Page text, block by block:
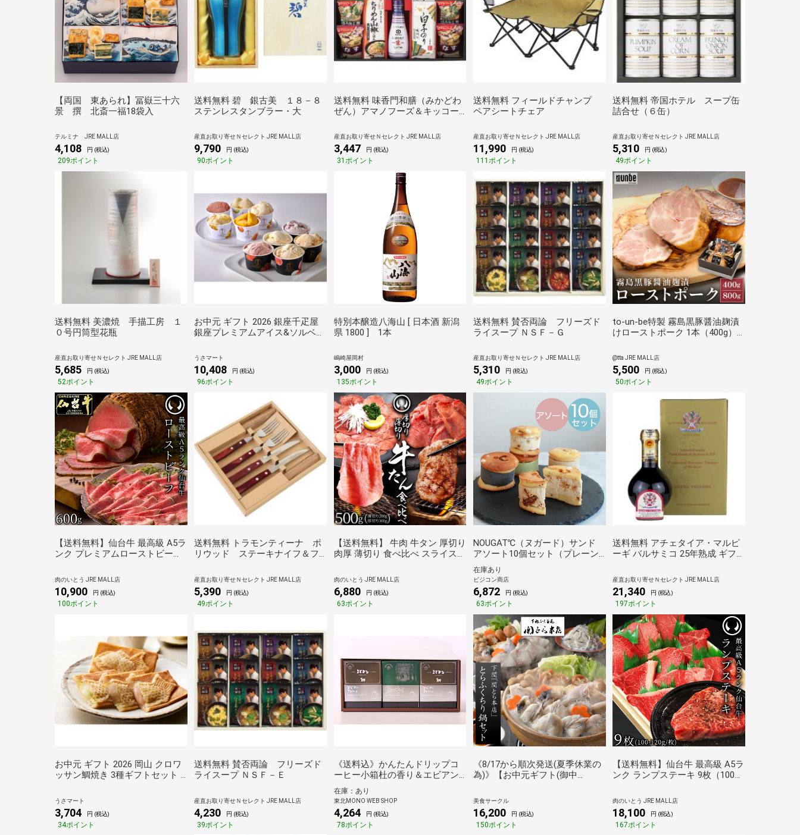
【両国 東あられ】冨嶽三十六
景 撰 北斎一福18袋入
テルミナ JRE MALL店
4,108 円 (税込)
209ポイント
送料無料 碧 銀古美 １８－８
ステンレスタンブラー・大
産直お取り寄せＮセレクト JRE MALL店
9,790 円 (税込)
90ポイント
送料無料 味香門和膳（みかどわ
ぜん）アマノフーズ＆キッコー
産直お取り寄せＮセレクト JRE MALL店
3,447 円 (税込)
31ポイント
送料無料 フィールドチャンプ
ペアシートチェア
産直お取り寄せＮセレクト JRE MALL店
11,990 円 (税込)
111ポイント
送料無料 帝国ホテル スープ缶
詰合せ（６缶）
産直お取り寄せＮセレクト JRE MALL店
5,310 円 (税込)
49ポイント
送料無料 美濃焼 手描工房 １
０号円筒型花瓶
産直お取り寄せＮセレクト JRE MALL店
5,685 円 (税込)
52ポイント
お中元 ギフト 2026 銀座千疋屋
銀座プレミアムアイス&ソルベ
ーツ シャーベット 詰め合わせ 冷
凍
うさマート
10,408 円 (税込)
96ポイント
特別本醸造八海山 [ 日本酒 新潟
県 1800 ] 1本
嶋崎屋岡村
3,000 円 (税込)
135ポイント
送料無料 賛否両論 フリーズド
ライスープ ＮＳＦ－Ｇ
産直お取り寄せＮセレクト JRE MALL店
5,310 円 (税込)
49ポイント
to-un-be特製 霧島黒豚醤油麹漬
けローストポーク 1本（400g）
@tta JRE MALL店
5,500 円 (税込)
50ポイント
【送料無料】仙台牛 最高級 A5ラ
ンク プレミアムローストビーフ
うお肉 おつまみ ギフト 贈答 お
歳暮 御歳暮 お祝い 内祝い お取
り寄せ 仙台 名物 宮城 東北 グル
メ プレゼント ][冷凍配送]
肉のいとう JRE MALL店
10,900 円 (税込)
100ポイント
送料無料 トラモンティーナ ポ
リウッド ステーキナイフ＆フ
ト ２１１９８／７７２
産直お取り寄せＮセレクト JRE MALL店
5,390 円 (税込)
49ポイント
【送料無料】 牛肉 牛タン 厚切り
肉厚 薄切り 食べ比べ スライス
ゃぶ 仙台 名物 熟成 牛たん 塩味
薄切り200g 厚切り300g 計500g [
ギフト 贈答 お祝い お取り寄せ
グルメ 仙台 名物 ][冷凍配送]
肉のいとう JRE MALL店
6,880 円 (税込)
63ポイント
NOUGAT℃（ヌガード）サンド
アソート10個セット（プレーン･
モカ･炭チョコ･抹茶･ジンジャー
チャイ 各2個）
在庫あり
ビジコン商店
6,872 円 (税込)
63ポイント
送料無料 アチェタイア・マルピ
ーギ バルサミコ 25年熟成 ギフ
調味料 ぶどう酢 イタリア原産 酢
産直お取り寄せＮセレクト JRE MALL店
21,340 円 (税込)
197ポイント
お中元 ギフト 2026 岡山 クロワ
ッサン鯛焼き 3種ギフトセット 6
うさマート
3,704 円 (税込)
34ポイント
送料無料 賛否両論 フリーズド
ライスープ ＮＳＦ－Ｅ
産直お取り寄せＮセレクト JRE MALL店
4,230 円 (税込)
39ポイント
《送料込》かんたんドリップコ
ーヒー小箱杜の香り＆エビアン
クラシック詰合せ（服部コーヒ
ーフーズ）
在庫：あり
東北MONO WEB SHOP
4,264 円 (税込)
78ポイント
《8/17から順次発送(夏季休業の
為)》【お中元ギフト(御中
店」とらふくちり鍋セット（と
らふぐちり(ふぐ鍋セット)）[送
料無料]（のし対応可能）
美食サークル
16,200 円 (税込)
150ポイント
【送料無料】仙台牛 最高級 A5ラ
ンク ランプステーキ 9枚（100～
の日 父の日 お歳暮 御歳暮 ギフ
ト 贈答 お祝い 御祝 内祝い お返
し お取り寄せ 仙台 名物 宮城 東
北 ご当地 グルメ ][冷凍配送]
肉のいとう JRE MALL店
18,100 円 (税込)
167ポイント